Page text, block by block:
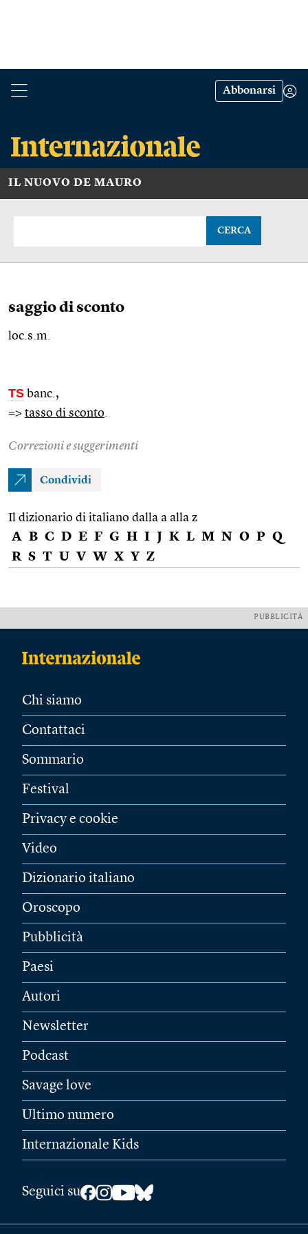
Abbonarsi
IL NUOVO DE MAURO
CERCA
saggio di sconto
loc.s.m.
TS banc. ,
=> tasso di sconto
Correzioni e suggerimenti
Condividi
Il dizionario di italiano dalla a alla z
A B C D E F G H I J K L M N O P Q
R S T U V W X Y Z
PUBBLICITÀ
Chi siamo
Contattaci
Sommario
Festival
Privacy e cookie
Video
Dizionario italiano
Oroscopo
Pubblicità
Paesi
Autori
Newsletter
Podcast
Savage love
Ultimo numero
Internazionale Kids
Seguici su